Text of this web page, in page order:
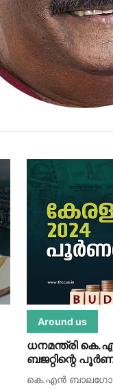
Around us
ധനമന്ത്രി
ബജറ്റിന്റെ
കെ.എന്‍